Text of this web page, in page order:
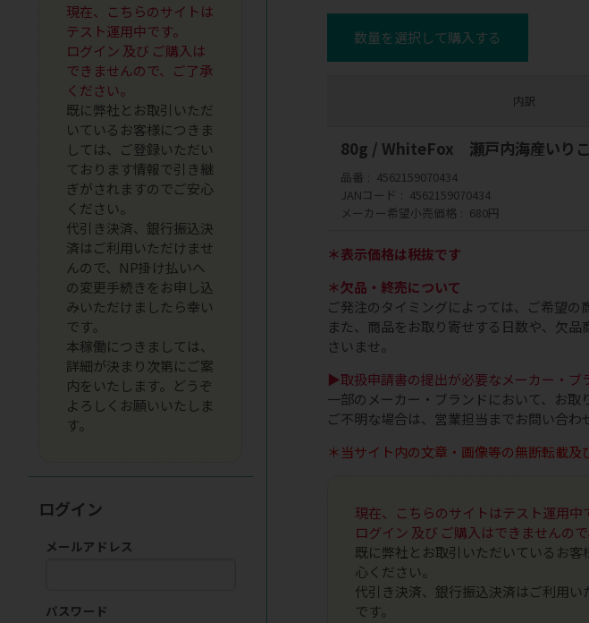
数量を選択して購入する
内訳
80g / WhiteFox 瀬戸内海産いりこ
品番
4562159070434
JANコード
4562159070434
メーカー希望小売価格
680円
＊表示価格は税抜です
＊欠品・終売について
ご発注のタイミングによっては、ご希望の
また、商品をお取り寄せする日数や、欠
さいませ。
▶取扱申請書の提出が必要なメーカー・ブ
一部のメーカー・ブランドにおいて、お取
ご不明な場合は、営業担当までお問い合わ
＊当サイト内の文章・画像等の無断転載及
現在、こちらのサイトはテスト運用中
ログイン 及び ご購入はできませんの
既に弊社とお取引いただいているお
心ください。
代引き決済、銀行振込決済はご利用
です。
現在、こちらのサイトは
テスト運用中です。
ログイン 及び ご購入は
できませんので、ご了承
ください。
既に弊社とお取引いただ
いているお客様につきま
しては、ご登録いただい
ております情報で引き継
ぎがされますのでご安心
ください。
代引き決済、銀行振込決
済はご利用いただけませ
んので、NP掛け払いへ
の変更手続きをお申し込
みいただけましたら幸い
です。
本稼働につきましては、
詳細が決まり次第にご案
内をいたします。どうぞ
よろしくお願いいたしま
す。
ログイン
メールアドレス
パスワード